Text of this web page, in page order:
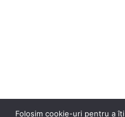
Folosim cookie-uri pentru a